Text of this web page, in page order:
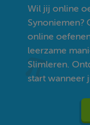
Wil jij online
Synoniemen?
online
leerzame
Slimleren.
start wanneer